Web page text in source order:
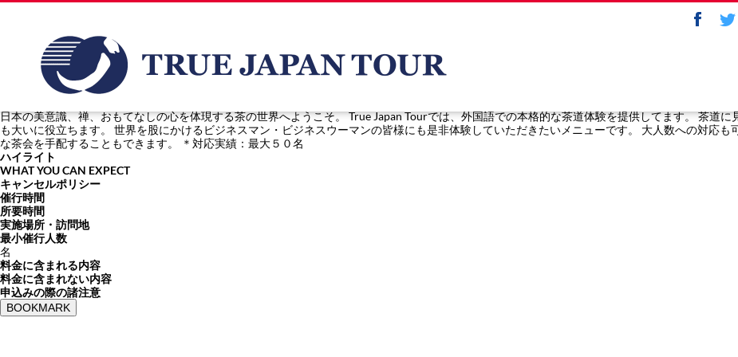
日本の美意識、禅、おもてなしの心を体現する茶の世界へようこそ。 True Japan Tourでは、外国語での本格的な茶道体験を提供してます。 茶道
も大いに役立ちます。 世界を股にかけるビジネスマン・ビジネスウーマンの皆様にも是非体験していただきたいメニューです。 大人数への対応
な茶会を手配することもできます。 ＊対応実績：最大５０名
ハイライト
WHAT YOU CAN EXPECT
キャンセルポリシー
催行時間
所要時間
実施場所・訪問地
最小催行人数
名
料金に含まれる内容
料金に含まれない内容
申込みの際の諸注意
BOOKMARK